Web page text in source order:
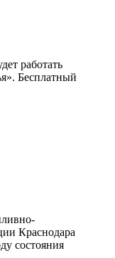
работать
Бесплатный
Краснодара
состояния